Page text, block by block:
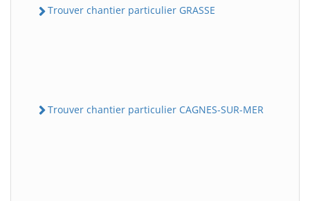
Trouver chantier particulier GRASSE
Trouver chantier particulier CAGNES-SUR-MER